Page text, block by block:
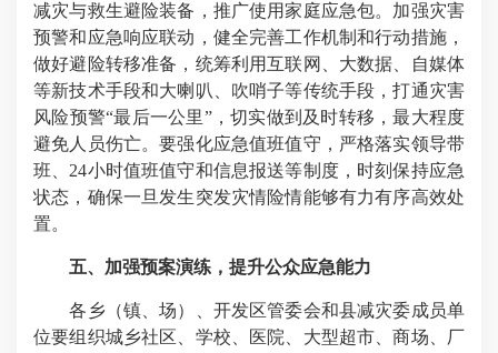
减灾与救生避险装备，推广使用家庭应急包。加强灾害
预警和应急响应联动，健全完善工作机制和行动措施，
做好避险转移准备，统筹利用互联网、大数据、自媒体
等新技术手段和大喇叭、吹哨子等传统手段，打通灾害
风险预警“最后一公里”，切实做到及时转移，最大程度
避免人员伤亡。要强化应急值班值守，严格落实领导带
班、24小时值班值守和信息报送等制度，时刻保持应急
状态，确保一旦发生突发灾情险情能够有力有序高效处
置。
五、加强预案演练，提升公众应急能力
各乡（镇、场）、开发区管委会和县减灾委成员单
位要组织城乡社区、学校、医院、大型超市、商场、厂